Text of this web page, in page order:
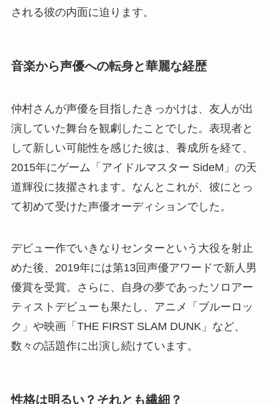
される彼の内面に迫ります。
音楽から声優への転身と華麗な経歴
仲村さんが声優を目指したきっかけは、友人が出
演していた舞台を観劇したことでした。表現者と
して新しい可能性を感じた彼は、養成所を経て、
2015年にゲーム「アイドルマスター SideM」の天
道輝役に抜擢されます。なんとこれが、彼にとっ
て初めて受けた声優オーディションでした。
デビュー作でいきなりセンターという大役を射止
めた後、2019年には第13回声優アワードで新人男
優賞を受賞。さらに、自身の夢であったソロアー
ティストデビューも果たし、アニメ「ブルーロッ
ク」や映画「THE FIRST SLAM DUNK」など、
数々の話題作に出演し続けています。
性格は明るい？それとも繊細？